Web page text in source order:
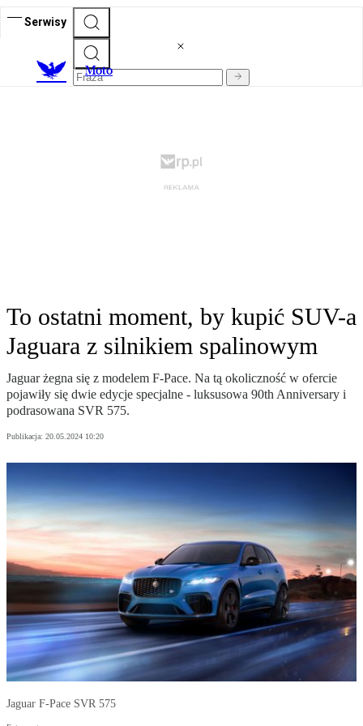
Serwisy
Moto
To ostatni moment, by kupić SUV-a
Jaguara z silnikiem spalinowym
Jaguar żegna się z modelem F-Pace. Na tą okoliczność w ofercie
pojawiły się dwie edycje specjalne - luksusowa 90th Anniversary i
podrasowana SVR 575.
Publikacja: 20.05.2024 10:20
Jaguar F-Pace SVR 575